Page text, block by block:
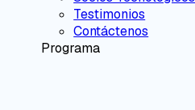
Testimonios
Contáctenos
Programa